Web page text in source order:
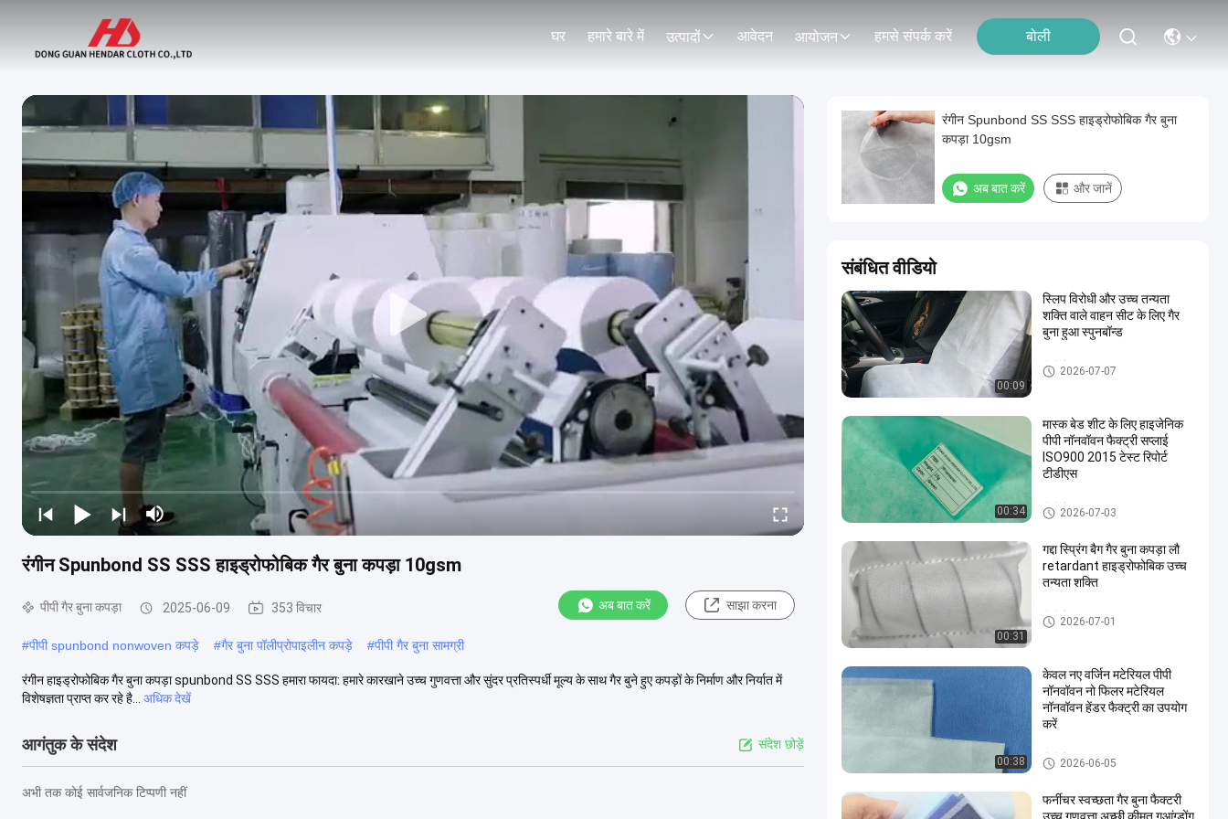
घर हमारे बारे में उत्पादों आवेदन आयोजन हमसे संपर्क करें बोली
रंगीन Spunbond SS SSS हाइड्रोफोबिक गैर बुना कपड़ा 10gsm
पीपी गैर बुना कपड़ा 2025-06-09 353 विचार अब बात करें साझा करना
#पीपी spunbond nonwoven कपड़े #गैर बुना पॉलीप्रोपाइलीन कपड़े #पीपी गैर बुना सामग्री
रंगीन हाइड्रोफोबिक गैर बुना कपड़ा spunbond SS SSS हमारा फायदा: हमारे कारखाने उच्च गुणवत्ता और सुंदर प्रतिस्पर्धी मूल्य के साथ गैर बुने हुए कपड़ों के निर्माण और निर्यात में
विशेषज्ञता प्राप्त कर रहे है...
अधिक देखें
आगंतुक के संदेश संदेश छोड़ें
अभी तक कोई सार्वजनिक टिप्पणी नहीं
रंगीन Spunbond SS SSS हाइड्रोफोबिक गैर बुना
कपड़ा 10gsm
अब बात करें और जानें
संबंधित वीडियो
00:09
स्लिप विरोधी और उच्च तन्यता
शक्ति वाले वाहन सीट के लिए गैर
बुना हुआ स्पुनबॉन्ड
पीपी गैर बुना कपड़ा
2026-07-07
00:34
मास्क बेड शीट के लिए हाइजेनिक
पीपी नॉनवॉवन फैक्ट्री सप्लाई
ISO900 2015 टेस्ट रिपोर्ट
टीडीएस
पीपी गैर बुना कपड़ा
2026-07-03
00:31
गद्दा स्प्रिंग बैग गैर बुना कपड़ा लौ
retardant हाइड्रोफोबिक उच्च
तन्यता शक्ति
पीपी गैर बुना कपड़ा
2026-07-01
00:38
केवल नए वर्जिन मटेरियल पीपी
नॉनवॉवन नो फिलर मटेरियल
नॉनवॉवन हेंडर फैक्ट्री का उपयोग
करें
पीपी गैर बुना कपड़ा
2026-06-05
फर्नीचर स्वच्छता गैर बुना फैक्टरी